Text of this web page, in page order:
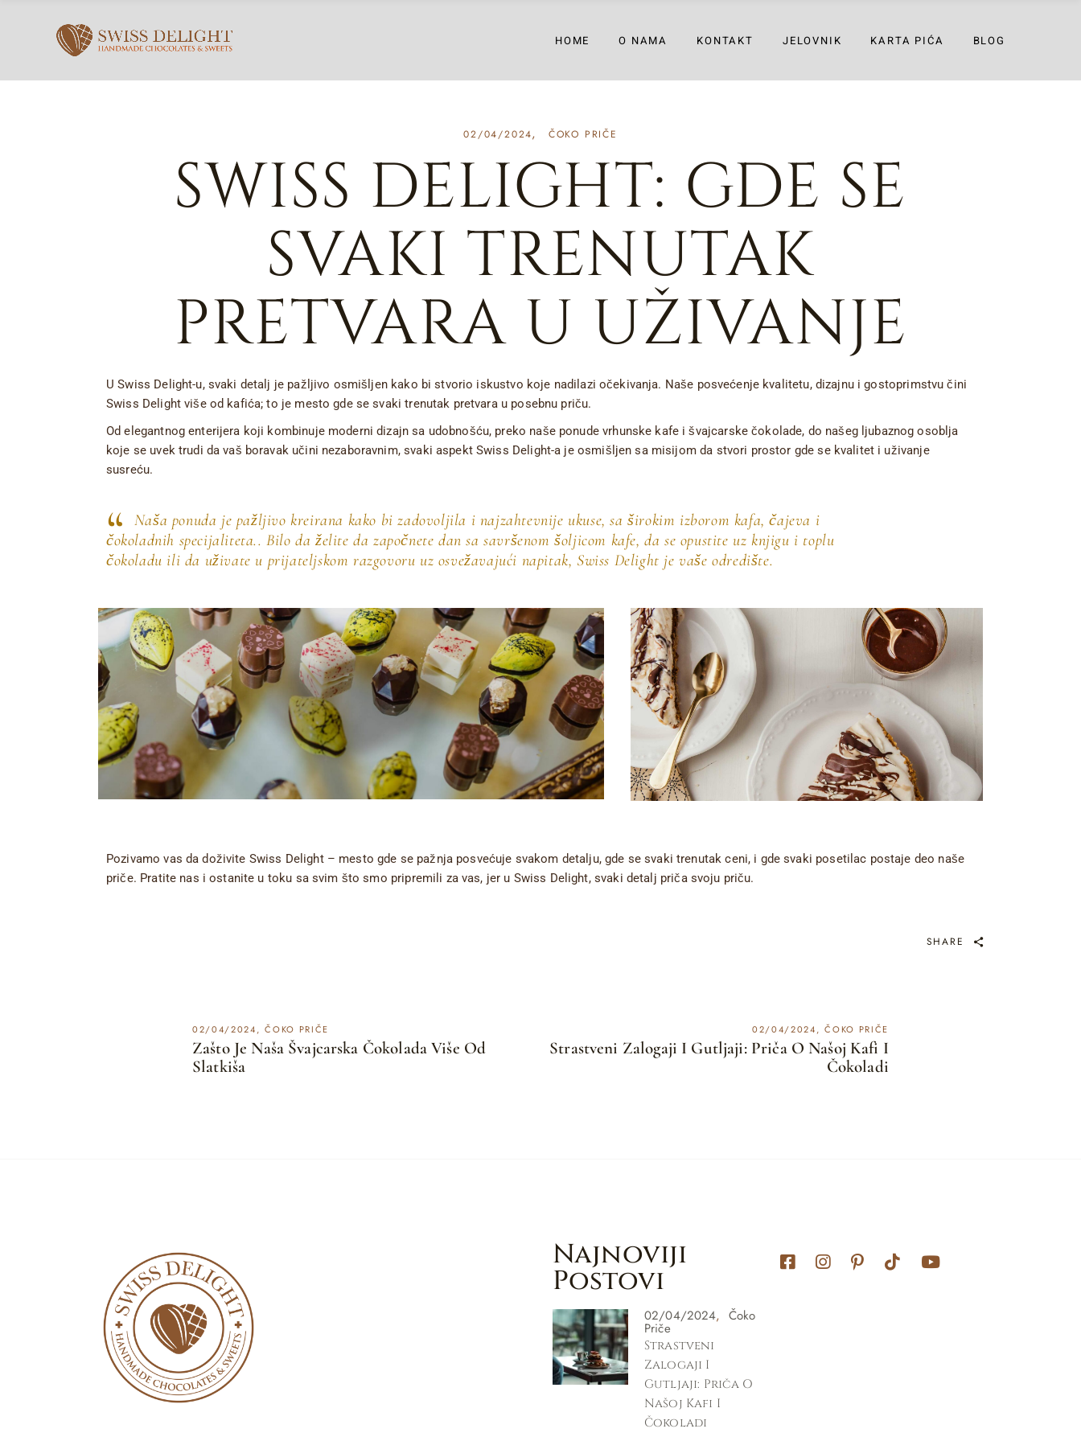
HOME O NAMA KONTAKT JELOVNIK KARTA PIĆA BLOG
02/04/2024 ČOKO PRIČE
SWISS DELIGHT: GDE SE
SVAKI TRENUTAK
PRETVARA U UŽIVANJE
U Swiss Delight-u, svaki detalj je pažljivo osmišljen kako bi stvorio iskustvo koje nadilazi očekivanja. Naše posvećenje kvalitetu, dizajnu i gostoprimstvu čini
Swiss Delight više od kafića; to je mesto gde se svaki trenutak pretvara u posebnu priču.
Od elegantnog enterijera koji kombinuje moderni dizajn sa udobnošću, preko naše ponude vrhunske kafe i švajcarske čokolade, do našeg ljubaznog osoblja
koje se uvek trudi da vaš boravak učini nezaboravnim, svaki aspekt Swiss Delight-a je osmišljen sa misijom da stvori prostor gde se kvalitet i uživanje
susreću.
Naša ponuda je pažljivo kreirana kako bi zadovoljila i najzahtevnije ukuse, sa širokim izborom kafa, čajeva i
čokoladnih specijaliteta.. Bilo da želite da započnete dan sa savršenom šoljicom kafe, da se opustite uz knjigu i toplu
čokoladu ili da uživate u prijateljskom razgovoru uz osvežavajući napitak, Swiss Delight je vaše odredište.
Pozivamo vas da doživite Swiss Delight – mesto gde se pažnja posvećuje svakom detalju, gde se svaki trenutak ceni, i gde svaki posetilac postaje deo naše
priče. Pratite nas i ostanite u toku sa svim što smo pripremili za vas, jer u Swiss Delight, svaki detalj priča svoju priču.
SHARE
02/04/2024 ČOKO PRIČE
Zašto Je Naša Švajcarska Čokolada Više Od
Slatkiša
02/04/2024 ČOKO PRIČE
Strastveni Zalogaji I Gutljaji: Priča O Našoj Kafi I
Čokoladi
Najnoviji
Postovi
02/04/2024 Čoko
Priče
Strastveni
Zalogaji I
Gutljaji: Priča O
Našoj Kafi I
Čokoladi